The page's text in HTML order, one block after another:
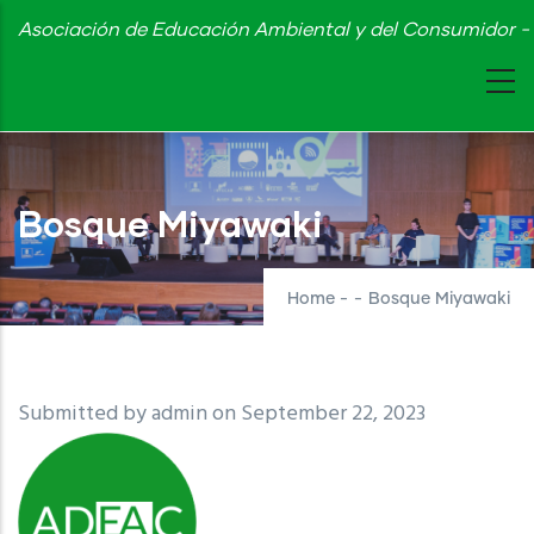
Skip
content
Asociación de Educación Ambiental y del Consumidor
Bosque Miyawaki
Home - - Bosque Miyawaki
Submitted byadminon September 22, 2023